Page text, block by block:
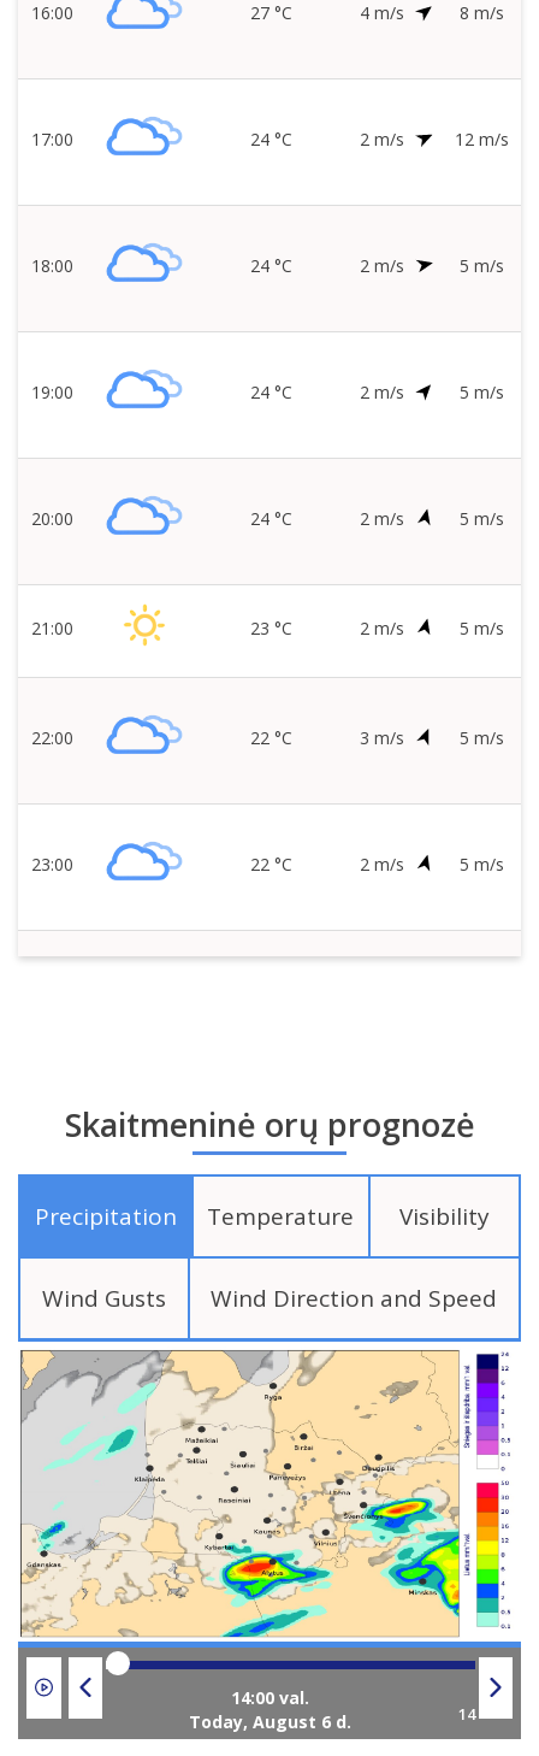
16:00 27 °C 4 m/s 8 m/s
17:00 24 °C 2 m/s 12 m/s
18:00 24 °C 2 m/s 5 m/s
19:00 24 °C 2 m/s 5 m/s
20:00 24 °C 2 m/s 5 m/s
21:00 23 °C 2 m/s 5 m/s
22:00 22 °C 3 m/s 5 m/s
23:00 22 °C 2 m/s 5 m/s
Skaitmeninė orų prognozė
Precipitation Temperature Visibility
Wind Gusts Wind Direction and Speed
Today, August 6 d.